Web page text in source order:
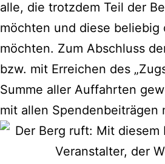
alle, die trotzdem Teil der
möchten und diese beliebig
möchten. Zum Abschluss
bzw. mit Erreichen des
Summe aller Auffahrten
mit allen Spendenbeiträgen